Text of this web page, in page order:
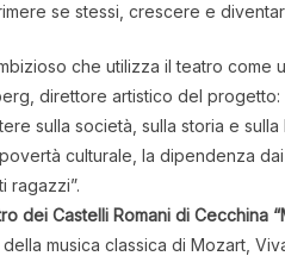
se stessi, crescere e
che utilizza il teatro come
direttore artistico del
sulla società, sulla storia e
culturale, la dipendenza
ragazzi”.
dei Castelli Romani di Cecchina
musica classica di Mozart,